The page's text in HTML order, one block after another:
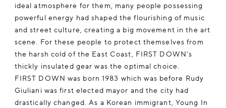
ideal atmosphere for them, many people possessing
powerful energy had shaped the flourishing of music
and street culture, creating a big movement in the art
scene. For these people to protect themselves from
the harsh cold of the East Coast, FIRST DOWN’s
thickly insulated gear was the optimal choice.
FIRST DOWN was born 1983 which was before Rudy
Giuliani was first elected mayor and the city had
drastically changed. As a Korean immigrant, Young In